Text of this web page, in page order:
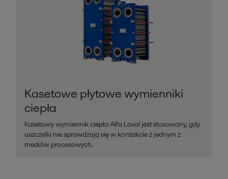
Kasetowe płytowe wymienniki
ciepła
Kasetowy wymiennik ciepła Alfa Laval jest stosowany, gdy
uszczelki nie sprawdzają się w kontakcie z jednym z
mediów procesowych.